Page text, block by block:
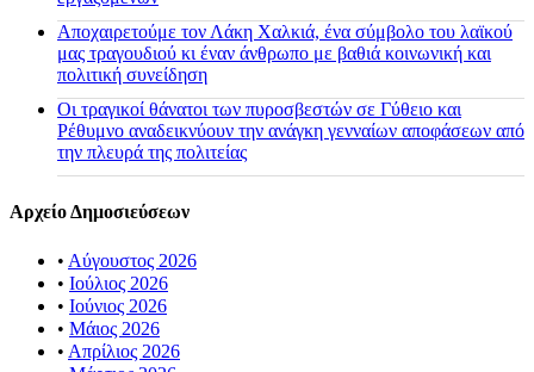
Αποχαιρετούμε τον Λάκη Χαλκιά, ένα σύμβολο του λαϊκού
μας τραγουδιού κι έναν άνθρωπο με βαθιά κοινωνική και
πολιτική συνείδηση
Οι τραγικοί θάνατοι των πυροσβεστών σε Γύθειο και
Ρέθυμνο αναδεικνύουν την ανάγκη γενναίων αποφάσεων από
την πλευρά της πολιτείας
Αρχείο Δημοσιεύσεων
• Αύγουστος 2026
• Ιούλιος 2026
• Ιούνιος 2026
• Μάιος 2026
• Απρίλιος 2026